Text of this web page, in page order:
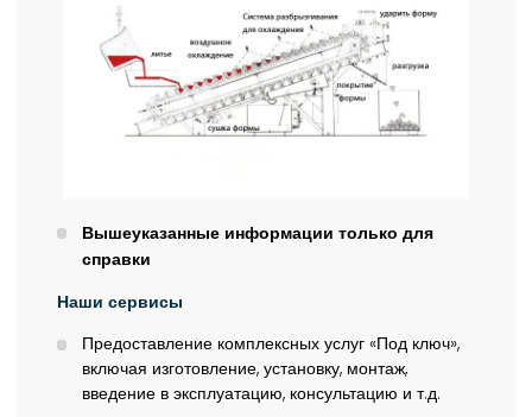
Вышеуказанные информации только для
справки
Наши сервисы
Предоставление комплексных услуг «Под ключ»,
включая изготовление, установку, монтаж,
введение в эксплуатацию, консультацию и т.д.